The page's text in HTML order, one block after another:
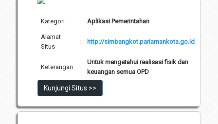
Kategori : Aplikasi Pemerintahan
Alamat
Situs
: http://simbangkot.pariamankota.go.id
Keterangan :
Untuk mengetahui realisasi fisik dan
keuangan semua OPD
Kunjungi Situs >>